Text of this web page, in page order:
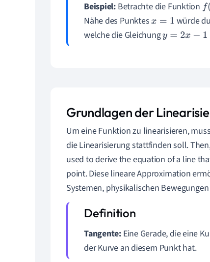
Beispiel: Betrachte die Funktion f(
Nähe des Punktesx= 1
würde
welche die Gleichungy=2x −1
Grundlagen der
Um eine Funktion zu linearisieren,
die Linearisierung stattfinden soll.
used to derive the equation of a line
point. Diese lineare Approximation
Systemen, physikalischen
Tangente: Eine Gerade, die eine
der Kurve an diesem Punkt hat.